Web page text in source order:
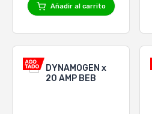
Añadir al carrito